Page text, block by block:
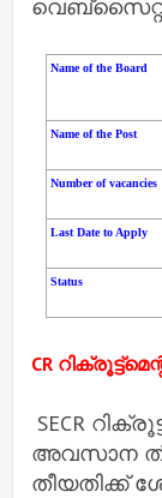
Name of the Board
Name of the Post
Number of vacancies
Last Date to Apply
Status
CR
SECR
അവസാന
തീയതിക്ക്